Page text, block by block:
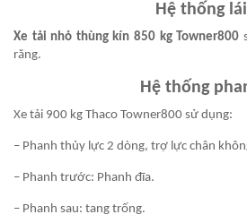
Hệ thống lái
Xe tải nhỏ thùng kín 850 kg Towner800
răng.
Hệ thống
Xe tải 900 kg Thaco Towner800 sử dụng:
– Phanh thủy lực 2 dòng, trợ lực chân
– Phanh trước: Phanh đĩa.
– Phanh sau: tang trống.